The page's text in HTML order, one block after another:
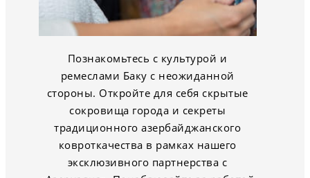
Познакомьтесь с культурой и
ремеслами Баку с неожиданной
стороны. Откройте для себя скрытые
сокровища города и секреты
традиционного азербайджанского
ковроткачества в рамках нашего
эксклюзивного партнерства с